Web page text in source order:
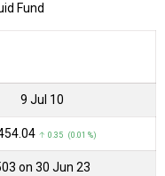
Fund
9 Jul 10
↑ 0.35 (0.01 %)
on 30 Jun 23